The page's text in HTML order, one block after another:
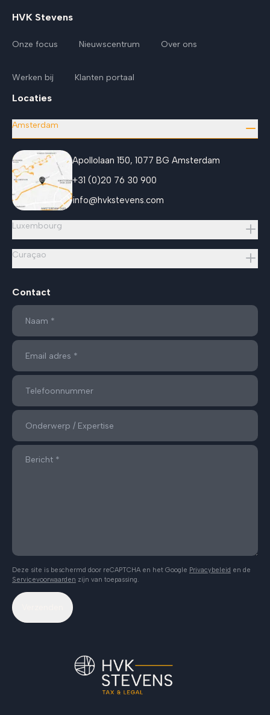
HVK Stevens
Onze focus Nieuwscentrum Over ons
Werken bij Klanten portaal
Locaties
Amsterdam
Apollolaan 150, 1077 BG Amsterdam
+31 (0)20 76 30 900
info@hvkstevens.com
Luxembourg
Curaçao
Contact
Deze site is beschermd door reCAPTCHA en het Google Privacybeleid en de
Servicevoorwaarden zijn van toepassing.